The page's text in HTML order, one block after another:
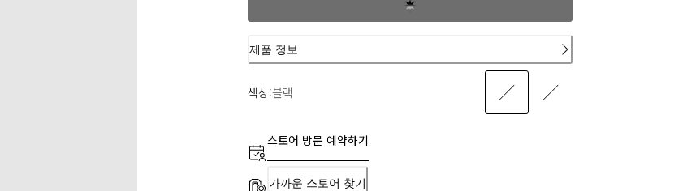
제품 정보
색상:블랙
스토어 방문 예약하기
가까운 스토어 찾기